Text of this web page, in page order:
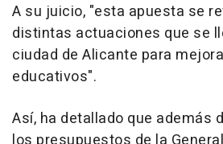
A su juicio, "esta apuesta se
distintas actuaciones que se
ciudad de Alicante para
educativos".
Así, ha detallado que además